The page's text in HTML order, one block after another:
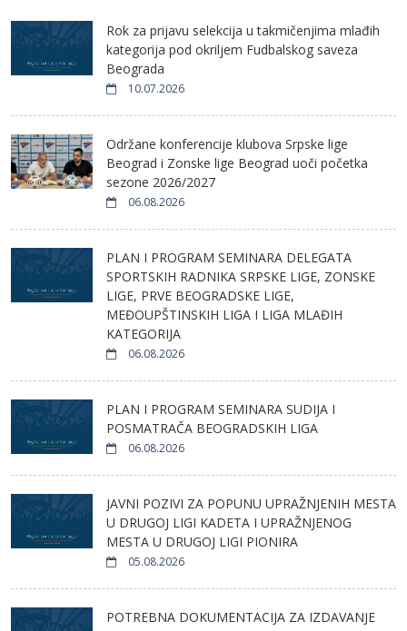
Rok za prijavu selekcija u takmičenjima mlađih
kategorija pod okriljem Fudbalskog saveza
Beograda
10.07.2026
Održane konferencije klubova Srpske lige
Beograd i Zonske lige Beograd uoči početka
sezone 2026/2027
06.08.2026
PLAN I PROGRAM SEMINARA DELEGATA
SPORTSKIH RADNIKA SRPSKE LIGE, ZONSKE
LIGE, PRVE BEOGRADSKE LIGE,
MEĐOUPŠTINSKIH LIGA I LIGA MLAĐIH
KATEGORIJA
06.08.2026
PLAN I PROGRAM SEMINARA SUDIJA I
POSMATRAČA BEOGRADSKIH LIGA
06.08.2026
JAVNI POZIVI ZA POPUNU UPRAŽNJENIH MESTA
U DRUGOJ LIGI KADETA I UPRAŽNJENOG
MESTA U DRUGOJ LIGI PIONIRA
05.08.2026
POTREBNA DOKUMENTACIJA ZA IZDAVANJE